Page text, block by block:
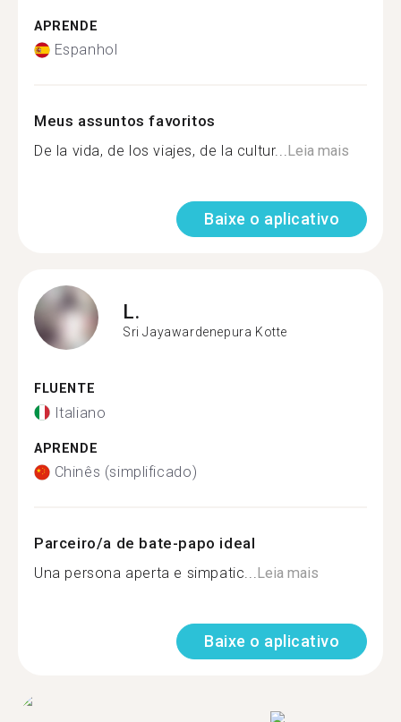
APRENDE
Espanhol
Meus assuntos favoritos
De la vida, de los viajes, de la cultur...Leia mais
Baixe o aplicativo
L.
Sri Jayawardenepura Kotte
FLUENTE
Italiano
APRENDE
Chinês (simplificado)
Parceiro/a de bate-papo ideal
Una persona aperta e simpatic...Leia mais
Baixe o aplicativo